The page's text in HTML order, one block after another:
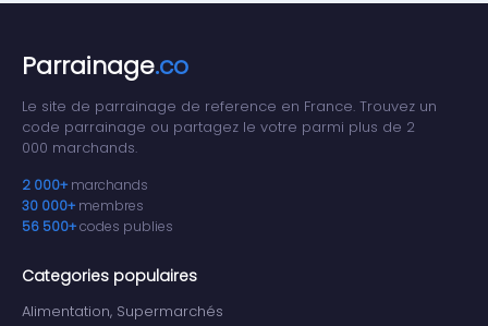
Parrainage.co
Le site de parrainage de reference en France. Trouvez un
code parrainage ou partagez le votre parmi plus de 2
000 marchands.
2 000+ marchands
30 000+ membres
56 500+codes publies
Categories populaires
Alimentation, Supermarchés